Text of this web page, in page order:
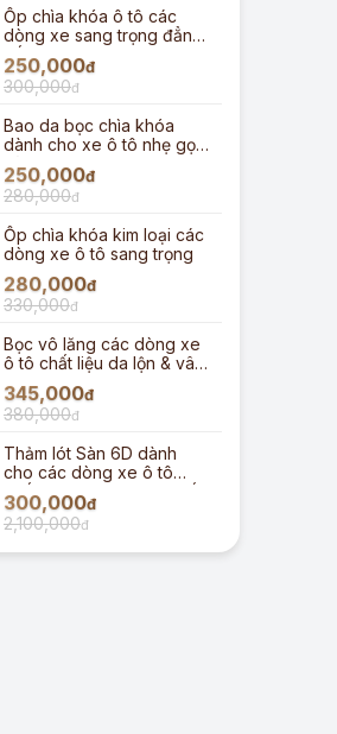
Ốp chìa khóa ô tô các
dòng xe sang trọng đẳng
cấp
250,000đ
300,000đ
Bao da bọc chìa khóa
dành cho xe ô tô nhẹ gọn
gàng
250,000đ
280,000đ
Ốp chìa khóa kim loại các
dòng xe ô tô sang trọng
280,000đ
330,000đ
Bọc vô lăng các dòng xe
ô tô chất liệu da lộn & vân
carbon
345,000đ
380,000đ
Thảm lót Sàn 6D dành
cho các dòng xe ô tô
chất liệu TPE đúc cao cấp
300,000đ
2,100,000đ